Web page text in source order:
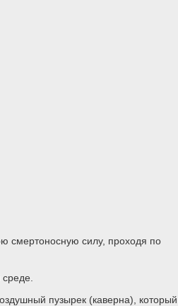
смертоносную силу, проходя по
пузырек (каверна), который